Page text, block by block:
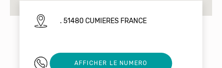
. 51480 CUMIERES FRANCE
03 26 54 49 51
AFFICHER LE NUMERO